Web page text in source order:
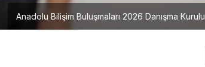
Anadolu Bilişim Buluşmaları 2026 Danışma